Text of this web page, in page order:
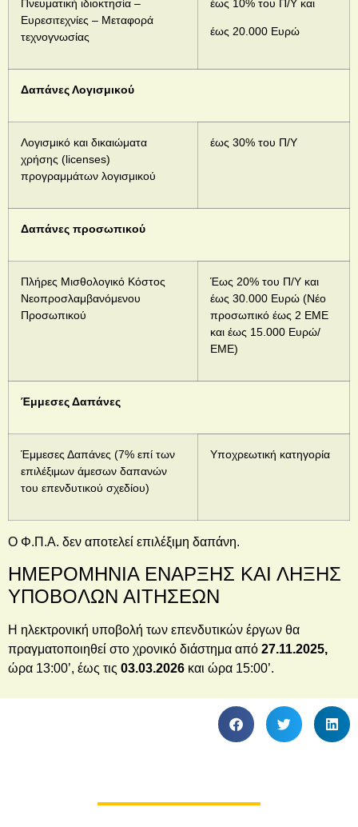
Πνευματική ιδιοκτησία –
Ευρεσιτεχνίες – Μεταφορά
τεχνογνωσίας
έως 10% του Π/Υ και
έως 20.000 Ευρώ
Δαπάνες Λογισμικού
Λογισμικό και δικαιώματα
χρήσης (licenses)
προγραμμάτων λογισμικού
έως 30% του Π/Υ
Δαπάνες προσωπικού
Πλήρες Μισθολογικό Κόστος
Νεοπροσλαμβανόμενου
Προσωπικού
Έως 20% του Π/Υ και
έως 30.000 Ευρώ (Νέο
προσωπικό έως 2 ΕΜΕ
και έως 15.000 Ευρώ/
ΕΜΕ)
Έμμεσες Δαπάνες
Έμμεσες Δαπάνες (7% επί των
επιλέξιμων άμεσων δαπανών
του επενδυτικού σχεδίου)
Υποχρεωτική κατηγορία
Ο Φ.Π.Α. δεν αποτελεί επιλέξιμη δαπάνη.
ΗΜΕΡΟΜΗΝΙΑ ΕΝΑΡΞΗΣ ΚΑΙ ΛΗΞΗΣ
ΥΠΟΒΟΛΩΝ ΑΙΤΗΣΕΩΝ
Η ηλεκτρονική υποβολή των επενδυτικών έργων θα
πραγματοποιηθεί στο χρονικό διάστημα από 27.11.2025,
ώρα 13:00’, έως τις 03.03.2026 και ώρα 15:00’.